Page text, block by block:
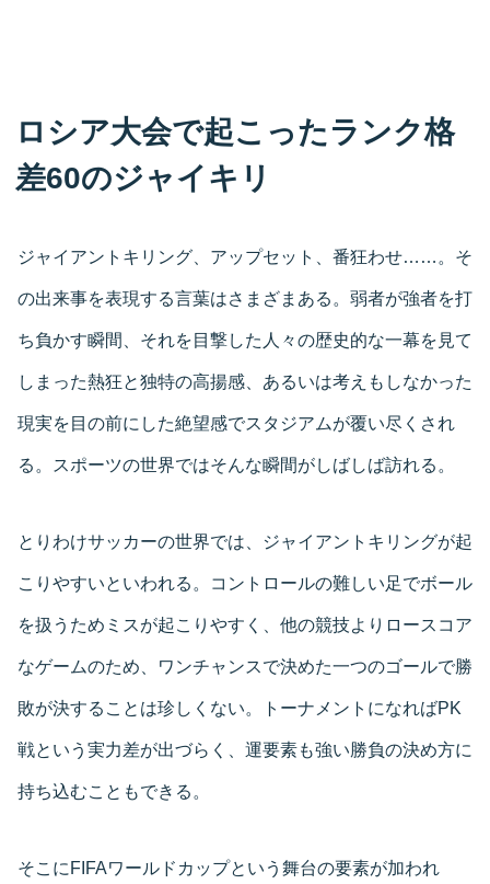
ロシア大会で起こったランク格
差60のジャイキリ
ジャイアントキリング、アップセット、番狂わせ……。そ
の出来事を表現する言葉はさまざまある。弱者が強者を打
ち負かす瞬間、それを目撃した人々の歴史的な一幕を見て
しまった熱狂と独特の高揚感、あるいは考えもしなかった
現実を目の前にした絶望感でスタジアムが覆い尽くされ
る。スポーツの世界ではそんな瞬間がしばしば訪れる。
とりわけサッカーの世界では、ジャイアントキリングが起
こりやすいといわれる。コントロールの難しい足でボール
を扱うためミスが起こりやすく、他の競技よりロースコア
なゲームのため、ワンチャンスで決めた一つのゴールで勝
敗が決することは珍しくない。トーナメントになればPK
戦という実力差が出づらく、運要素も強い勝負の決め方に
持ち込むこともできる。
そこにFIFAワールドカップという舞台の要素が加われ